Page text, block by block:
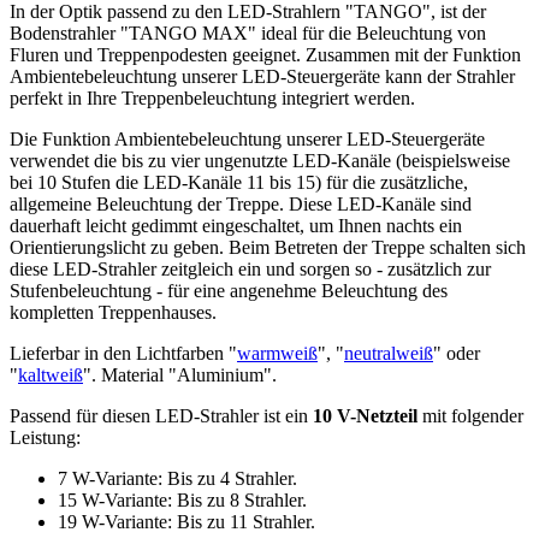
In der Optik passend zu den LED-Strahlern "TANGO", ist der
Bodenstrahler "TANGO MAX" ideal für die Beleuchtung von
Fluren und Treppenpodesten geeignet. Zusammen mit der Funktion
Ambientebeleuchtung unserer LED-Steuergeräte kann der Strahler
perfekt in Ihre Treppenbeleuchtung integriert werden.
Die Funktion Ambientebeleuchtung unserer LED-Steuergeräte
verwendet die bis zu vier ungenutzte LED-Kanäle (beispielsweise
bei 10 Stufen die LED-Kanäle 11 bis 15) für die zusätzliche,
allgemeine Beleuchtung der Treppe. Diese LED-Kanäle sind
dauerhaft leicht gedimmt eingeschaltet, um Ihnen nachts ein
Orientierungslicht zu geben. Beim Betreten der Treppe schalten sich
diese LED-Strahler zeitgleich ein und sorgen so - zusätzlich zur
Stufenbeleuchtung - für eine angenehme Beleuchtung des
kompletten Treppenhauses.
Lieferbar in den Lichtfarben "warmweiß", "neutralweiß" oder
"kaltweiß". Material "Aluminium".
Passend für diesen LED-Strahler ist ein 10 V-Netzteil mit folgender
Leistung:
7 W-Variante: Bis zu 4 Strahler.
15 W-Variante: Bis zu 8 Strahler.
19 W-Variante: Bis zu 11 Strahler.